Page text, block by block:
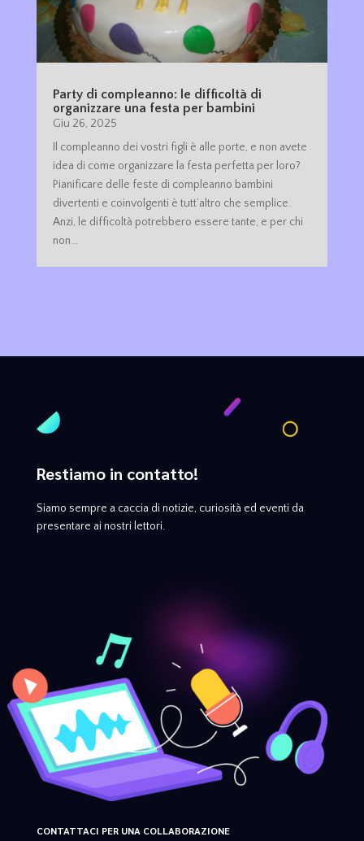
Party di compleanno: le difficoltà di
organizzare una festa per bambini
Giu 26, 2025
Il compleanno dei vostri figli è alle porte, e non avete
idea di come organizzare la festa perfetta per loro?
Pianificare delle feste di compleanno bambini
divertenti e coinvolgenti è tutt’altro che semplice.
Anzi, le difficoltà potrebbero essere tante, e per chi
non...
Restiamo in contatto!
Siamo sempre a caccia di notizie, curiosità ed eventi da
presentare ai nostri lettori.
CONTATTACI PER UNA COLLABORAZIONE